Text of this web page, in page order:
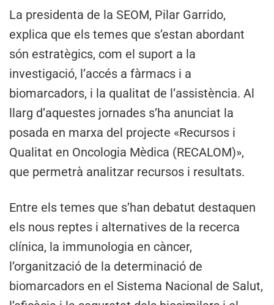
La presidenta de la SEOM, Pilar Garrido,
explica que els temes que s’estan abordant
són estratègics, com el suport a la
investigació, l’accés a fàrmacs i a
biomarcadors, i la qualitat de l’assistència. Al
llarg d’aquestes jornades s’ha anunciat la
posada en marxa del projecte «Recursos i
Qualitat en Oncologia Mèdica (RECALOM)»,
que permetrà analitzar recursos i resultats.
Entre els temes que s’han debatut destaquen
els nous reptes i alternatives de la recerca
clínica, la immunologia en càncer,
l’organització de la determinació de
biomarcadors en el Sistema Nacional de Salut,